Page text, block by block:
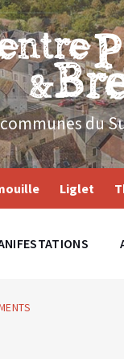
du
Liglet